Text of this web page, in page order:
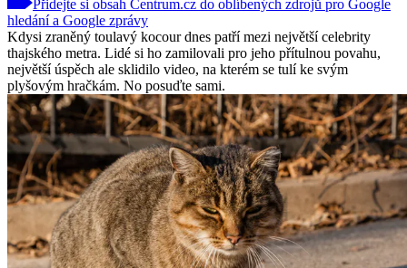
Přidejte si obsah Centrum.cz do oblíbených zdrojů pro Google
hledání a Google zprávy
Kdysi zraněný toulavý kocour dnes patří mezi největší celebrity
thajského metra. Lidé si ho zamilovali pro jeho přítulnou povahu,
největší úspěch ale sklidilo video, na kterém se tulí ke svým
plyšovým hračkám. No posuďte sami.